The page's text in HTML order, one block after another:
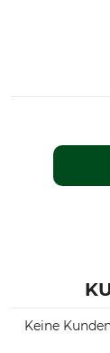
Keine